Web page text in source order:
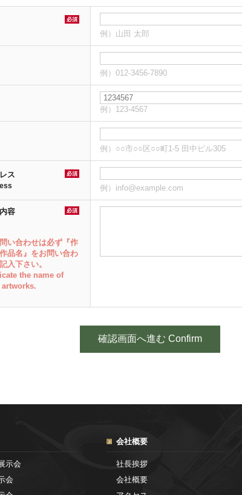
必須
例）山田 太郎
例）012-3456-7890
例）123-4567
例）○○市○○区○○町1-5 田中ビル305
ス 必須
例）info@example.com
容 必須
い合わせは必ず『作
品名』をお問い合わ
入下さい。
the name of
示会
会
会社概要
社長挨拶
会社概要